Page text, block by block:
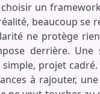
un
beaucoup
ne protège
derrière.
simple, projet
à rajouter,